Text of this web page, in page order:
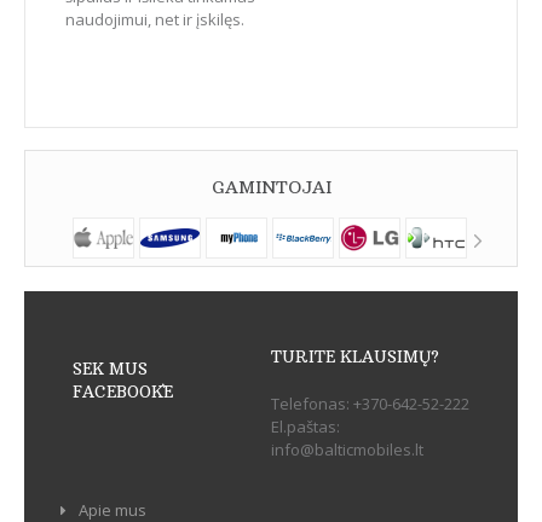
naudojimui, net ir įskilęs.
GAMINTOJAI
SEK MUS
FACEBOOK`E
TURITE KLAUSIMŲ?
Telefonas: +370-642-52-222
El.paštas:
info@balticmobiles.lt
Apie mus